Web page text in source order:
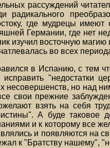
рассуждений
радикального
где мудрецы
Германии, где нет
изучил восточную
во всех
в Испанию, с тем
исправить "недостатки
несовершенств, но над
свои прежние
взять на себя
А буде таковое
и к которому все
и появляются на
к "Братству нашему",